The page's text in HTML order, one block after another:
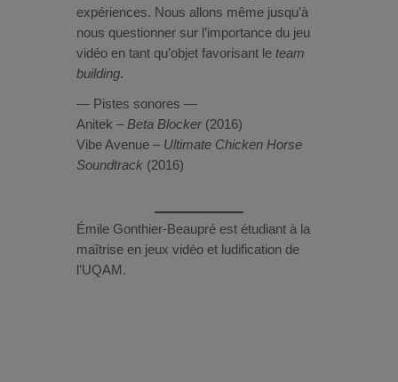
expériences. Nous allons même jusqu’à
nous questionner sur l’importance du jeu
vidéo en tant qu’objet favorisant le team
building.
— Pistes sonores —
Anitek – Beta Blocker(2016)
Vibe Avenue – Ultimate Chicken Horse
Soundtrack (2016)
Émile Gonthier-Beaupré est étudiant à la
maîtrise en jeux vidéo et ludification de
l’UQAM.